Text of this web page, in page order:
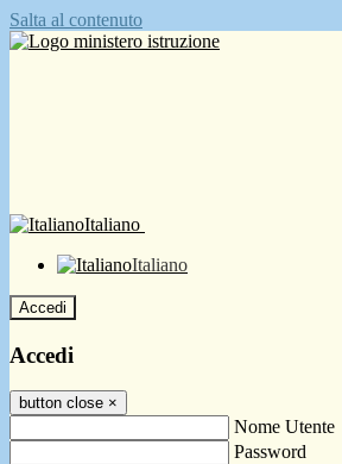
Salta al contenuto
Italiano
Italiano
Accedi
Accedi
button close ×
Nome Utente
Password